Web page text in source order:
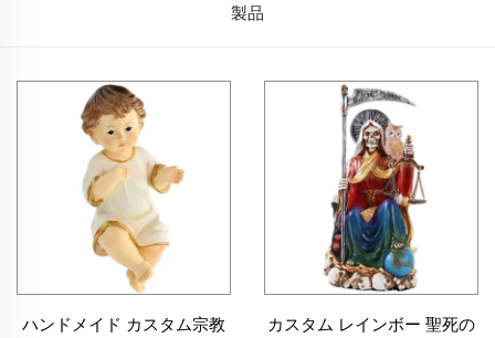
製品
ハンドメイド カスタム宗教
カスタム レインボー 聖死の